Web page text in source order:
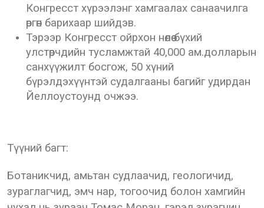
Конгресст хүрээлэнг хамгаалах санаачилга
өргөн барихаар шийдэв.
Тэрээр Конгресст ойрхон нөлөө бүхий
улстөрчдийн тусламжтай 40,000 ам.долларын
санхүүжилт босгож, 50 хүний
бүрэлдэхүүнтэй судалгааны багийг удирдан
Йеллоустоунд очжээ.
Түүний багт:
Ботаникчид, амьтан судлаачид, геологичид,
зураглагчид, эмч нар, тогоочид болон хамгийн